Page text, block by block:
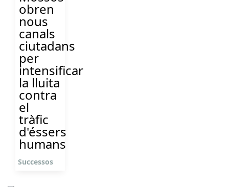
obren
nous
canals
ciutadans
per
intensificar
la lluita
contra
el
tràfic
d'éssers
humans
Successos